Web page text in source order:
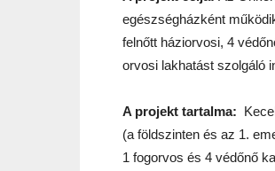
egészségházként
felnőtt háziorvosi, 4
orvosi lakhatást szolgáló
A projekt tartalma:
(a földszinten és az 1.
1 fogorvos és 4 védőnő